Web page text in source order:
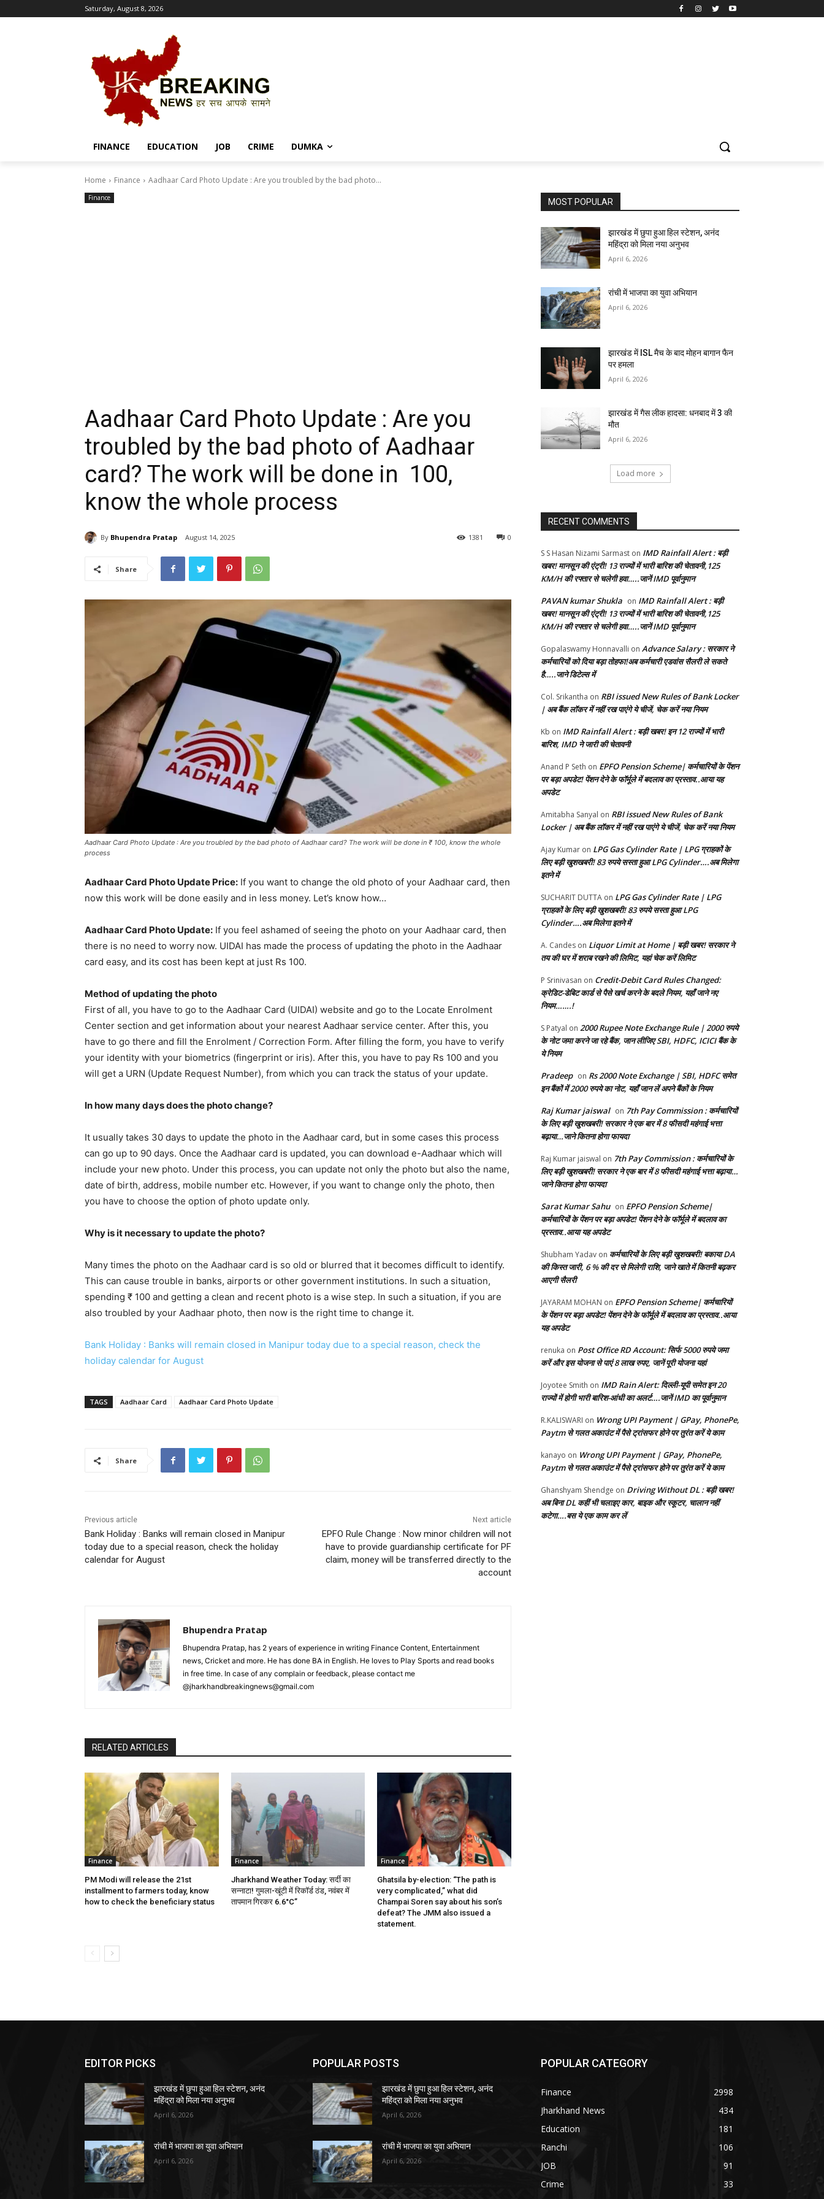
Saturday, August 8, 2026
FINANCE EDUCATION JOB CRIME DUMKA
Home Finance Aadhaar Card Photo Update : Are you troubled by the bad photo...
Finance
Aadhaar Card Photo Update : Are you
troubled by the bad photo of Aadhaar
card? The work will be done in ₹ 100,
know the whole process
By Bhupendra Pratap August 14, 2025 0
1381
Share
Aadhaar Card Photo Update : Are you troubled by the bad photo of Aadhaar card? The work will be done in ₹ 100, know the whole
process
Aadhaar Card Photo Update Price: If you want to change the old photo of your Aadhaar card, then
now this work will be done easily and in less money. Let’s know how…
Aadhaar Card Photo Update: If you feel ashamed of seeing the photo on your Aadhaar card, then
there is no need to worry now. UIDAI has made the process of updating the photo in the Aadhaar
card easy, and its cost has been kept at just Rs 100.
Method of updating the photo
First of all, you have to go to the Aadhaar Card (UIDAI) website and go to the Locate Enrolment
Center section and get information about your nearest Aadhaar service center. After this, you
have to go there and fill the Enrolment / Correction Form. After filling the form, you have to verify
your identity with your biometrics (fingerprint or iris). After this, you have to pay Rs 100 and you
will get a URN (Update Request Number), from which you can track the status of your update.
In how many days does the photo change?
It usually takes 30 days to update the photo in the Aadhaar card, but in some cases this process
can go up to 90 days. Once the Aadhaar card is updated, you can download e-Aadhaar which will
include your new photo. Under this process, you can update not only the photo but also the name,
date of birth, address, mobile number etc. However, if you want to change only the photo, then
you have to choose the option of photo update only.
Why is it necessary to update the photo?
Many times the photo on the Aadhaar card is so old or blurred that it becomes difficult to identify.
This can cause trouble in banks, airports or other government institutions. In such a situation,
spending ₹ 100 and getting a clean and recent photo is a wise step. In such a situation, if you are
also troubled by your Aadhaar photo, then now is the right time to change it.
Bank Holiday : Banks will remain closed in Manipur today due to a special reason, check the
holiday calendar for August
TAGS Aadhaar Card Aadhaar Card Photo Update
Share
Previous article
Bank Holiday : Banks will remain closed in Manipur
today due to a special reason, check the holiday
calendar for August
Next article
EPFO Rule Change : Now minor children will not
have to provide guardianship certificate for PF
claim, money will be transferred directly to the
account
Bhupendra Pratap
Bhupendra Pratap, has 2 years of experience in writing Finance Content, Entertainment
news, Cricket and more. He has done BA in English. He loves to Play Sports and read books
in free time. In case of any complain or feedback, please contact me
@jharkhandbreakingnews@gmail.com
RELATED ARTICLES
Finance
PM Modi will release the 21st
installment to farmers today, know
how to check the beneficiary status
Finance
Jharkhand Weather Today: सर्दी का
सन्नाटा! गुमला-खूंटी में रिकॉर्ड ठंड, नवंबर में
तापमान गिरकर 6.6°C”
Finance
Ghatsila by-election: “The path is
very complicated,” what did
Champai Soren say about his son’s
defeat? The JMM also issued a
statement.
MOST POPULAR
झारखंड में छुपा हुआ हिल स्टेशन, अनंद
महिंद्रा को मिला नया अनुभव
April 6, 2026
रांची में भाजपा का युवा अभियान
April 6, 2026
झारखंड में ISL मैच के बाद मोहन बागान फैन
पर हमला
April 6, 2026
झारखंड में गैस लीक हादसा: धनबाद में 3 की
मौत
April 6, 2026
Load more
RECENT COMMENTS
S S Hasan Nizami Sarmast on IMD Rainfall Alert : बड़ी
खबर! मानसून की एंट्री! 13 राज्यों में भारी बारिश की चेतावनी,125
KM/H की रफ्तार से चलेगी हवा…..जानें IMD पूर्वानुमान
PAVAN kumar Shukla on IMD Rainfall Alert : बड़ी
खबर! मानसून की एंट्री! 13 राज्यों में भारी बारिश की चेतावनी,125
KM/H की रफ्तार से चलेगी हवा…..जानें IMD पूर्वानुमान
Gopalaswamy Honnavalli on Advance Salary : सरकार ने
कर्मचार‍ियों को दिया बड़ा तोहफा!अब कर्मचारी एडवांस सैलरी ले सकते
है…..जाने डिटेल्स में
Col. Srikantha on RBI issued New Rules of Bank Locker
| अब बैंक लॉकर में नहीं रख पाएंगे ये चीजें, चेक करें नया नियम
Kb on IMD Rainfall Alert : बड़ी खबर! इन 12 राज्यों में भारी
बारिश, IMD ने जारी की चेतावनी
Anand P Seth on EPFO Pension Scheme| कर्मचारियों के पेंशन
पर बड़ा अपडेट! पेंशन देने के फॉर्मूले में बदलाव का प्रस्ताव..आया यह
अपडेट
Amitabha Sanyal on RBI issued New Rules of Bank
Locker | अब बैंक लॉकर में नहीं रख पाएंगे ये चीजें, चेक करें नया नियम
Ajay Kumar on LPG Gas Cylinder Rate | LPG ग्राहकों के
लिए बड़ी खुशखबरी! 83 रुपये सस्ता हुआ LPG Cylinder….अब मिलेगा
इतने में
SUCHARIT DUTTA on LPG Gas Cylinder Rate | LPG
ग्राहकों के लिए बड़ी खुशखबरी! 83 रुपये सस्ता हुआ LPG
Cylinder….अब मिलेगा इतने में
A. Candes on Liquor Limit at Home | बड़ी खबर! सरकार ने
तय की घर में शराब रखने की लिमिट, यहां चेक करें लिमिट
P Srinivasan on Credit-Debit Card Rules Changed:
क्रेडिट-डेबिट कार्ड से पैसे खर्च करने के बदले नियम, यहाँ जाने नए
नियम…….!
S Patyal on 2000 Rupee Note Exchange Rule | 2000 रुपये
के नोट जमा करने जा रहे बैंक, जान ​लीजिए SBI, HDFC, ICICI बैंक के
ये नियम
Pradeep on Rs 2000 Note Exchange | SBI, HDFC समेत
इन बैंकों में 2000 रुपये का नोट, यहाँ जान लें अपने बैंकों के नियम
Raj Kumar jaiswal on 7th Pay Commission : कर्मचारियों
के लिए बड़ी खुशखबरी! सरकार ने एक बार में 8 फीसदी महंगाई भत्ता
बढ़ाया…जाने कितना होगा फायदा
Raj Kumar jaiswal on 7th Pay Commission : कर्मचारियों के
लिए बड़ी खुशखबरी! सरकार ने एक बार में 8 फीसदी महंगाई भत्ता बढ़ाया…
जाने कितना होगा फायदा
Sarat Kumar Sahu on EPFO Pension Scheme|
कर्मचारियों के पेंशन पर बड़ा अपडेट! पेंशन देने के फॉर्मूले में बदलाव का
प्रस्ताव..आया यह अपडेट
Shubham Yadav on कर्मचारियों के लिए बड़ी खुशखबरी! बकाया DA
की किस्त जारी, 6 % की दर से मिलेगी राशि, जाने खाते में कितनी बढ़कर
आएगी सैलरी
JAYARAM MOHAN on EPFO Pension Scheme| कर्मचारियों
के पेंशन पर बड़ा अपडेट! पेंशन देने के फॉर्मूले में बदलाव का प्रस्ताव..आया
यह अपडेट
renuka on Post Office RD Account: सिर्फ 5000 रुपये जमा
करें और इस योजना से पाएं 8 लाख रुपए, जानें पूरी योजना यहां
Joyotee Smith on IMD Rain Alert: दिल्ली-यूपी समेत इन 20
राज्यों में होगी भारी बारिश-आंधी का अलर्ट….जानें IMD का पूर्वानुमान
R.KALISWARI on Wrong UPI Payment | GPay, PhonePe,
Paytm से गलत अकाउंट में पैसे ट्रांसफर होने पर तुरंत करें ये काम
kanayo on Wrong UPI Payment | GPay, PhonePe,
Paytm से गलत अकाउंट में पैसे ट्रांसफर होने पर तुरंत करें ये काम
Ghanshyam Shendge on Driving Without DL : बड़ी खबर!
अब बिना DL कहीं भी चलाइए कार, बाइक और स्कूटर, चालान नहीं
कटेगा….बस ये एक काम कर लें
EDITOR PICKS
झारखंड में छुपा हुआ हिल स्टेशन, अनंद
महिंद्रा को मिला नया अनुभव
April 6, 2026
रांची में भाजपा का युवा अभियान
April 6, 2026
POPULAR POSTS
झारखंड में छुपा हुआ हिल स्टेशन, अनंद
महिंद्रा को मिला नया अनुभव
April 6, 2026
रांची में भाजपा का युवा अभियान
April 6, 2026
POPULAR CATEGORY
Finance
2998
Jharkhand News
434
Education
181
Ranchi
106
JOB
91
Crime
33